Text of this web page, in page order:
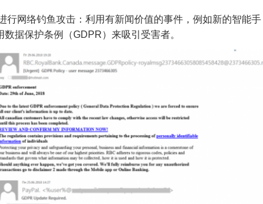
行网络钓鱼攻击：利用有新闻价值的事件，例如新的智能手
数据保护条例（GDPR）来吸引受害者。